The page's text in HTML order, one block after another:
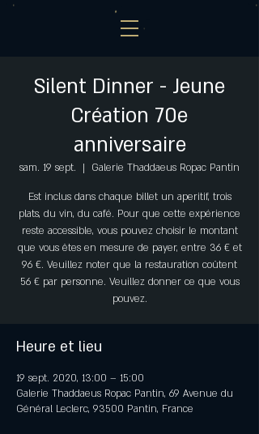
Silent Dinner - Jeune
Création 70e
anniversaire
sam. 19 sept.
  |
Galerie Thaddaeus Ropac Pantin
Est inclus dans chaque billet un aperitif, trois
plats, du vin, du café. Pour que cette expérience
reste accessible, vous pouvez choisir le montant
que vous êtes en mesure de payer, entre 36 € et
96 €. Veuillez noter que la restauration coûtent
56 € par personne. Veuillez donner ce que vous
pouvez.
Heure et lieu
19 sept. 2020, 13:00 – 15:00
Galerie Thaddaeus Ropac Pantin, 69 Avenue du
Général Leclerc, 93500 Pantin, France